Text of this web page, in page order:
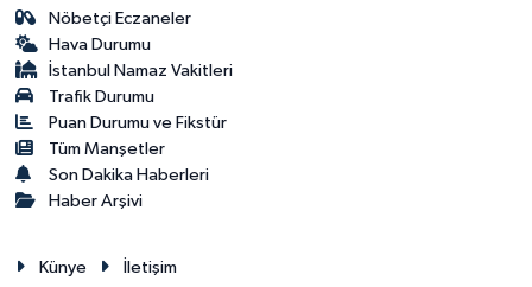
Nöbetçi Eczaneler
Hava Durumu
İstanbul Namaz Vakitleri
Trafik Durumu
Puan Durumu ve Fikstür
Tüm Manşetler
Son Dakika Haberleri
Haber Arşivi
Künye İletişim